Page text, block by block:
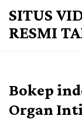
content
SITUS
RESMI
Bokep
Organ